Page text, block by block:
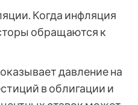
Когда инфляция
обращаются к
давление на
в облигации и